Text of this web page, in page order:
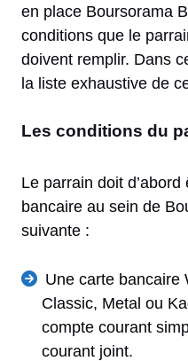
en place Boursorama
conditions que le
doivent remplir. Dans
la liste exhaustive de
Les conditions du
Le parrain doit
bancaire au sein de
suivante :
Une carte bancaire
Classic, Metal ou
compte courant
courant joint.